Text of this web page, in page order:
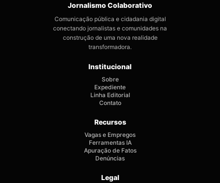
Jornalismo Colaborativo
Comunicação pública e cidadania digital
conectando jornalistas e comunidades na
construção de uma nova realidade
transformadora.
Institucional
Sobre
Expediente
Linha Editorial
Contato
Recursos
Vagas e Empregos
Ferramentas IA
Apuração de Fatos
Denúncias
Legal